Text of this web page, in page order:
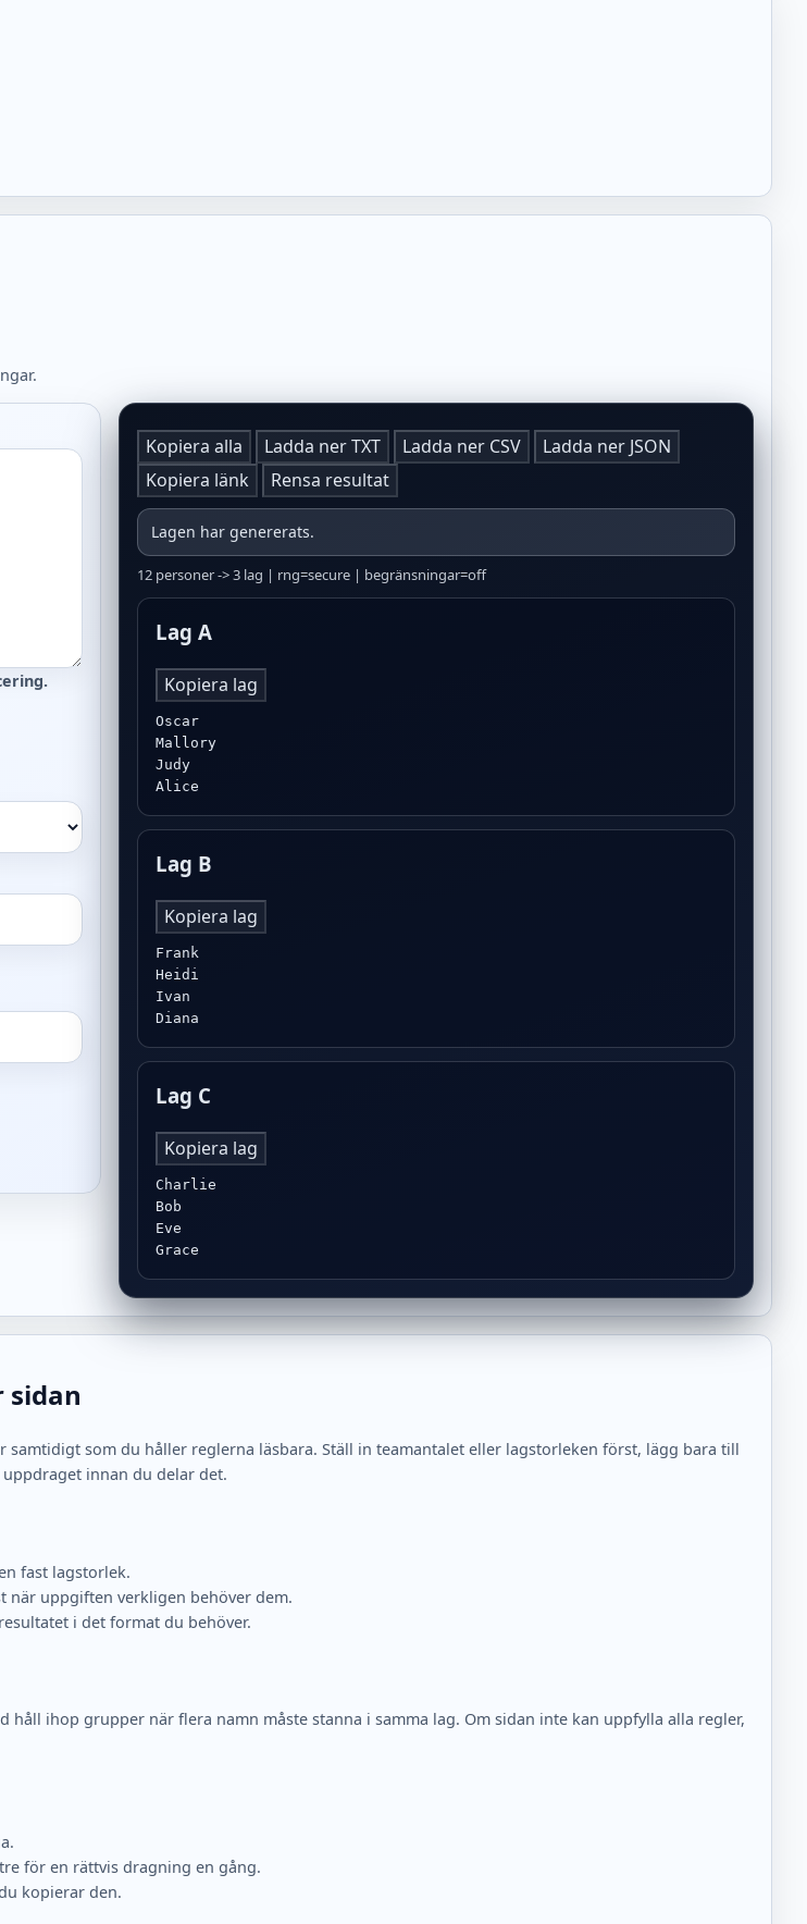
Kopiera alla Ladda ner TXT Ladda ner CSV
Ladda ner JSON
Kopiera länk
Rensa resultat
Lagen har genererats.
12 personer -> 3 lag | rng=secure | begränsningar=off
Lag A
Kopiera lag
Oscar
Mallory
Judy
Alice
Lag B
Kopiera lag
Frank
Heidi
Ivan
Diana
Lag C
Kopiera lag
Charlie
Bob
Eve
Grace
sidan
som du håller reglerna läsbara. Ställ in teamantalet eller lagstorleken först, lägg bara till
innan du delar det.
fast lagstorlek.
när uppgiften verkligen behöver dem.
i det format du behöver.
ihop grupper när flera namn måste stanna i samma lag. Om sidan inte kan uppfylla alla regler,
för en rättvis dragning en gång.
kopierar den.